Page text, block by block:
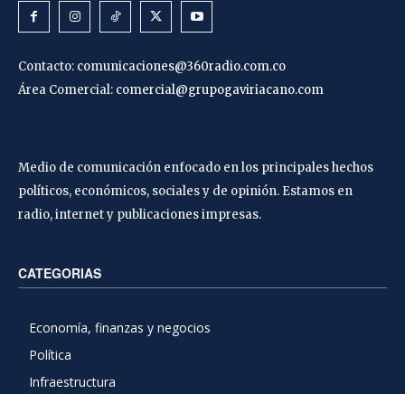
Contacto: comunicaciones@360radio.com.co
Área Comercial: comercial@grupogaviriacano.com
Medio de comunicación enfocado en los principales hechos
políticos, económicos, sociales y de opinión. Estamos en
radio, internet y publicaciones impresas.
CATEGORIAS
Economía, finanzas y negocios
Política
Infraestructura